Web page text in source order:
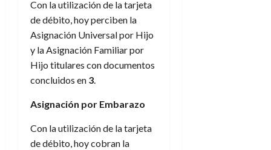
Con la utilización de la tarjeta
de débito, hoy perciben la
Asignación Universal por Hijo
y la Asignación Familiar por
Hijo titulares con documentos
concluidos en 3.
Asignación por Embarazo
Con la utilización de la tarjeta
de débito, hoy cobran la